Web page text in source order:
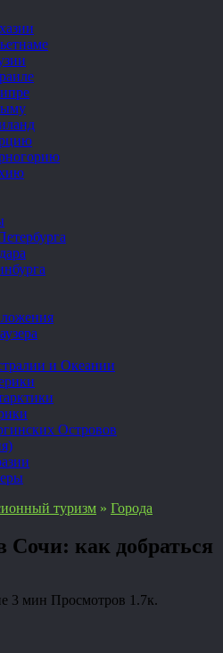
и Океании
Островов
туризм » Города
Сочи: как добраться
3 мин Просмотров 1.7к.